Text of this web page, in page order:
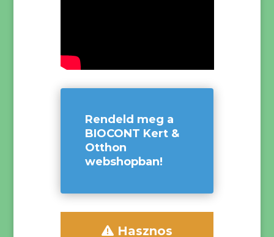
Rendeld meg a
BIOCONT Kert &
Otthon
webshopban!
Hasznos